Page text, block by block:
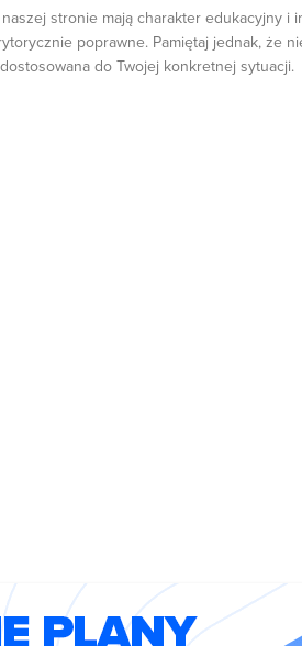
stronie mają charakter edukacyjny i
poprawne. Pamiętaj jednak, że
do Twojej konkretnej sytuacji.